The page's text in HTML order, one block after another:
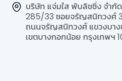
บริษัท แจ่มใส พับลิชชิ่ง จำกัด
285/33 ซอยจรัญสนิทวงศ์
ถนนจรัญสนิทวงศ์ แขวงบา
เขตบางกอกน้อย กรุงเทพฯ